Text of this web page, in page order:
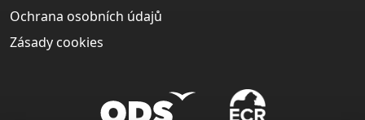
Ochrana osobních údajů
Zásady cookies